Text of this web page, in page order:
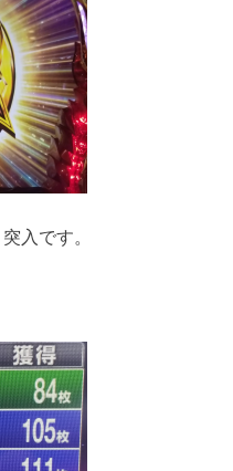
入です。